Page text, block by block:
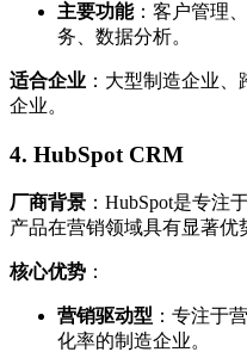
主要功能：客户管理
务、数据分析。
适合企业 ：大型制造企业
企业。
4. HubSpot CRM
厂商背景 ：HubSpot是专注
产品在营销领域具有显著优
核心优势 ：
营销驱动型 ：专注于
化率的制造企业。